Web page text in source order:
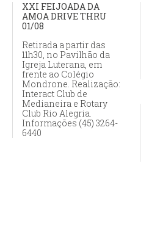
XXI FEIJOADA DA
AMOA DRIVE THRU
01/08
Retirada a partir das
11h30, no Pavilhão da
Igreja Luterana, em
frente ao Colégio
Mondrone. Realização:
Interact Club de
Medianeira e Rotary
Club Rio Alegria.
Informações (45) 3264-
6440